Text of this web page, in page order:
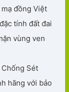
đồng Việt
tính đất đai
vùng ven
Chống Sét
hãng với bảo